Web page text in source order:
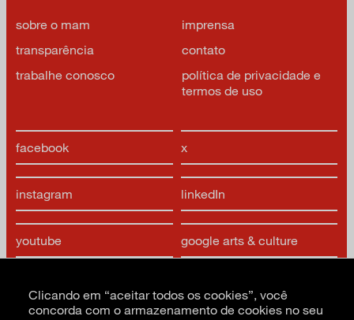
facebook x
instagram linkedIn
youtube google arts & culture
sobre o mam
imprensa
transparência
contato
trabalhe conosco
política de privacidade e
termos de uso
Clicando em “aceitar todos os cookies”, você
concorda com o armazenamento de cookies no seu